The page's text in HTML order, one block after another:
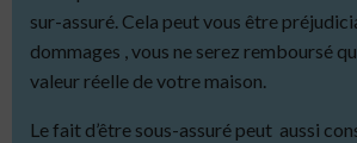
sur-assuré. Cela peut vous être
dommages , vous ne serez remboursé
valeur réelle de votre maison.
Le fait d’être sous-assuré peut aussi